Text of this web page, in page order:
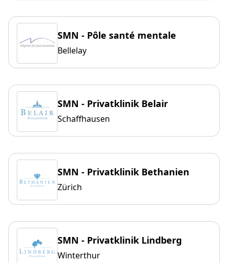
SMN - Pôle santé mentale
Bellelay
SMN - Privatklinik Belair
Schaffhausen
SMN - Privatklinik Bethanien
Zürich
SMN - Privatklinik Lindberg
Winterthur